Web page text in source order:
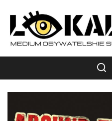
content